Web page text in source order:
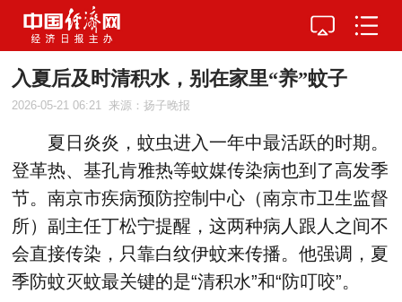
入夏后及时清积水，别在家里“养”蚊子
2026-05-21 06:21 来源：扬子晚报
夏日炎炎，蚊虫进入一年中最活跃的时期。
登革热、基孔肯雅热等蚊媒传染病也到了高发季
节。南京市疾病预防控制中心（南京市卫生监督
所）副主任丁松宁提醒，这两种病人跟人之间不
会直接传染，只靠白纹伊蚊来传播。他强调，夏
季防蚊灭蚊最关键的是“清积水”和“防叮咬”。